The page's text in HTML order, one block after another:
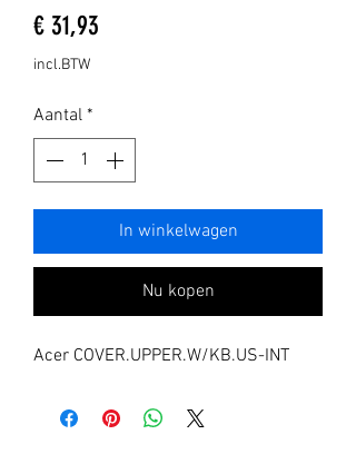
€ 31,93
incl.BTW
Aantal *
In winkelwagen
Nu kopen
Acer COVER.UPPER.W/KB.US-INT